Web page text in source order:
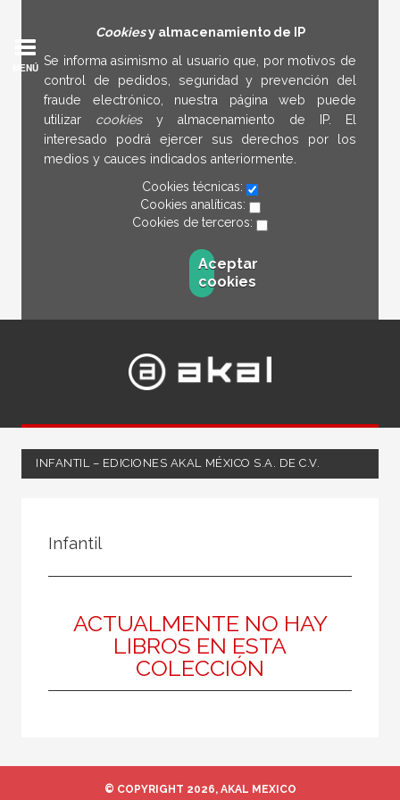
Cookiesy almacenamiento de IP
Se informa asimismo al usuario que, por motivos de
control de pedidos, seguridad y prevención del
fraude electrónico, nuestra página web puede
utilizar cookies y almacenamiento de IP. El
interesado podrá ejercer sus derechos por los
medios y cauces indicados anteriormente.
Cookies técnicas:
Cookies analíticas:
Cookies de terceros:
Aceptar
cookies
MENÚ
INFANTIL – EDICIONES AKAL MÉXICO S.A. DE C.V.
50 Aniversario
A fondo
Infantil
ACTUALMENTE NO HAY
LIBROS EN ESTA
COLECCIÓN
© COPYRIGHT 2026, AKAL MEXICO